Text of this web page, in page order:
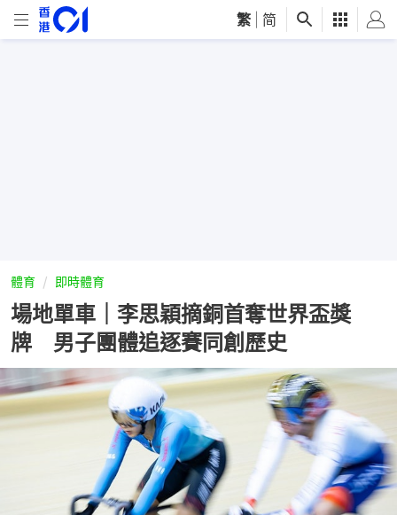
繁 简
體育 即時體育
場地單車｜李思穎摘銅首奪世界盃獎
牌 男子團體追逐賽同創歷史